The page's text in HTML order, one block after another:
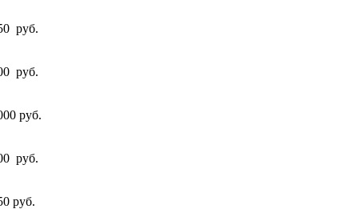
руб.
руб.
руб.
руб.
руб.